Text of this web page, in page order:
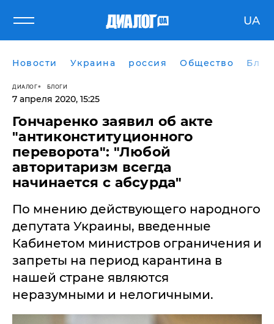
UA
Новости Украина россия Общество
ДИАЛОГ БЛОГИ
7 апреля 2020, 15:25
Гончаренко заявил об акте
"антиконституционного
переворота": "Любой
авторитаризм всегда
начинается с абсурда"
По мнению действующего народного
депутата Украины, введенные
Кабинетом министров ограничения и
запреты на период карантина в
нашей стране являются
неразумными и нелогичными.